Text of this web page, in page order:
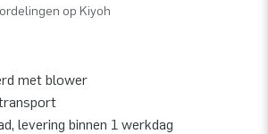
op Kiyoh
met blower
levering binnen 1 werkdag